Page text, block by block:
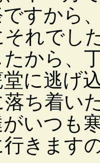
すから
それでし
から、
に逃げ
ち着い
いつも
行きます